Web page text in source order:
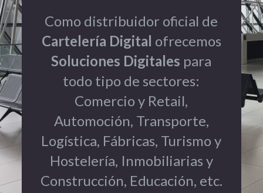
Como distribuidor oficial de
Cartelería Digital ofrecemos
Soluciones Digitales para
todo tipo de sectores:
Comercio y Retail,
Automoción, Transporte,
Logística, Fábricas, Turismo y
Hostelería, Inmobiliarias y
Construcción, Educación, etc.